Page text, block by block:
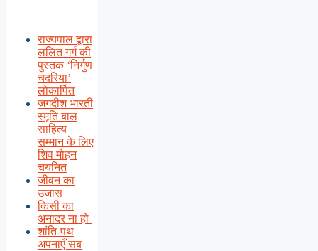
राज्यपाल द्वारा
ललित गर्ग की
पुस्तक ‘निर्गुण
चदरिया’
लोकार्पित
जगदीश भारती
स्मृति बाल
साहित्य
सम्मान के लिए
शिव मोहन
चयनित
जीवन का
उजास
किसी का
अनादर ना हो
शांति-पथ
अपनाएँ सब